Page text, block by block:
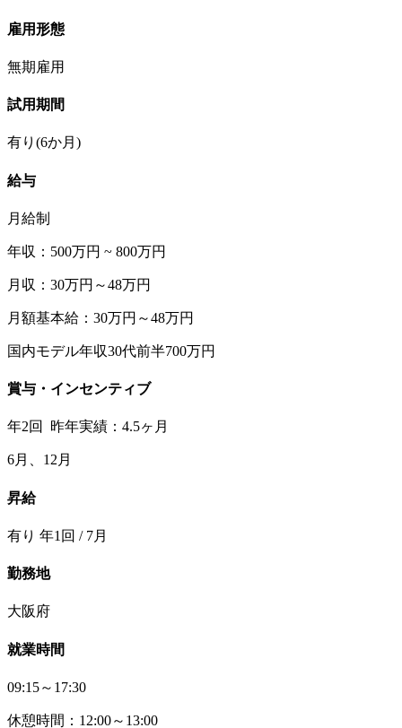
雇用形態
無期雇用
試用期間
有り(6か月)
給与
月給制
年収：500万円 ~ 800万円
月収：30万円～48万円
月額基本給：30万円～48万円
国内モデル年収30代前半700万円
賞与・インセンティブ
年2回 昨年実績：4.5ヶ月
6月、12月
昇給
有り 年1回 / 7月
勤務地
大阪府
就業時間
09:15～17:30
休憩時間：12:00～13:00